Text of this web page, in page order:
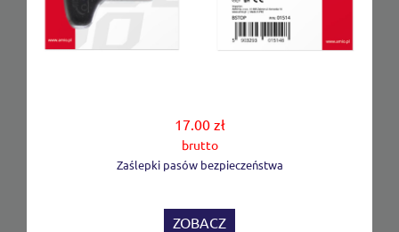
17.00 zł
brutto
Zaślepki pasów bezpieczeństwa
ZOBACZ